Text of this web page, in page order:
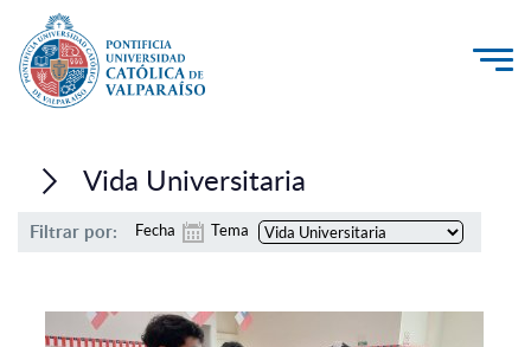
Investigación, Creación e Innovación
PUCV Internacional
Vida Universitaria
Filtrar por: Fecha Tema